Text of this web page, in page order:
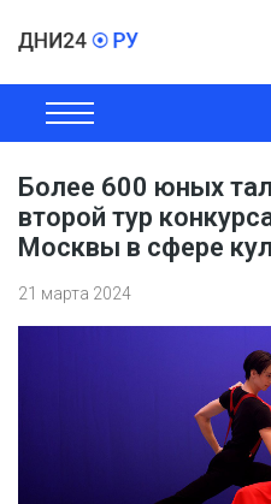
ОБЩЕСТВО
Более 600 юных
второй тур
Москвы в сфере
21 марта 2024